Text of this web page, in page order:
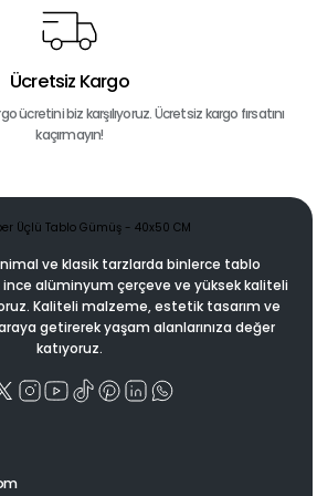
Ücretsiz Kargo
ücretini biz karşılıyoruz. Ücretsiz kargo fırsatını
kaçırmayın!
ve klasik tarzlarda binlerce tablo
alüminyum çerçeve ve yüksek kaliteli
Kaliteli malzeme, estetik tasarım ve
getirerek yaşam alanlarınıza değer
katıyoruz.